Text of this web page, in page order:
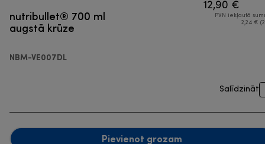
nutribullet® 700 ml
augstā krūze
NBM-VE007DL
12,90 €
PVN iekļautā
2,24 €
Salīdzināt
Pievienot grozam